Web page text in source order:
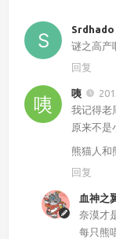
Srdhado
谜之高
回复
咦
我记得老
原来不是
熊猫人和
回复
血神之
奈漠才
每只熊